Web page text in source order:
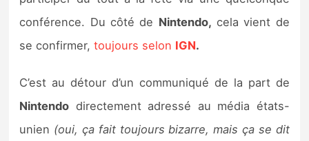
Sorties de jeux
Bons plans
Guides
conférence. Du côté de Nintendo, cela vient de
se confirmer,toujours selon IGN.
C’est au détour d’un communiqué de la part de
Nintendo directement adressé au média états-
unien (oui, ça fait toujours bizarre, mais ça se dit